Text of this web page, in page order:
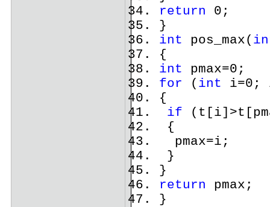
return 0;
}
int pos_max(
{
int pmax=0;
for ( int i=0;
{
if
{
pmax=i;
}
}
return pmax;
}